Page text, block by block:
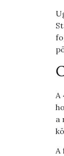
A
a
A